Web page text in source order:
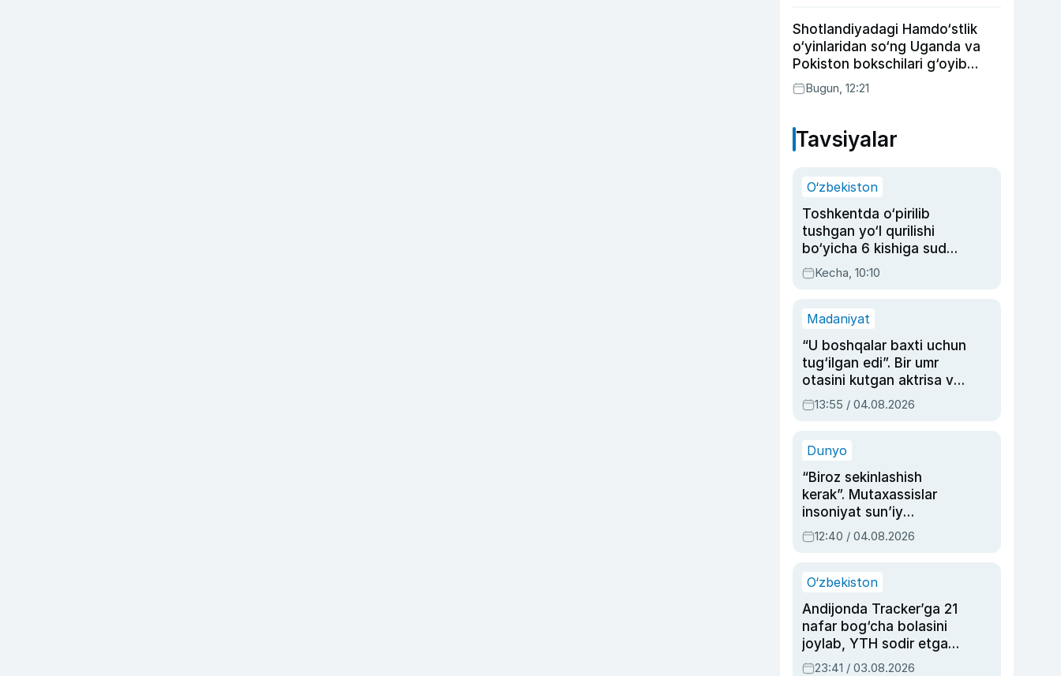
Shotlandiyadagi Hamdo‘stlik
o‘yinlaridan so‘ng Uganda va
Pokiston bokschilari g‘oyib
bo‘ldiBugun, 12:21
Tavsiyalar
O‘zbekiston
Toshkentda o‘pirilib
tushgan yo‘l qurilishi
bo‘yicha 6 kishiga sud
hukmi o‘qildi
Kecha, 10:10
Madaniyat
“U boshqalar baxti uchun
tug‘ilgan edi”. Bir umr
otasini kutgan aktrisa va
dublyaj ustasi Rimma
Ahmedovaning
13:55 / 04.08.2026
Dunyo
“Biroz sekinlashish
kerak”. Mutaxassislar
insoniyat sun’iy
intellektni boshqara
olmay qolishidan xavotir
12:40 / 04.08.2026
O‘zbekiston
Andijonda Tracker’ga 21
nafar bog‘cha bolasini
joylab, YTH sodir etgan
ayolga sud hukmi o‘qildi
23:41 / 03.08.2026